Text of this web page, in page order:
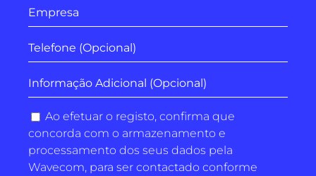
Ao efetuar o registo, confirma que
concorda com o armazenamento e
processamento dos seus dados pela
Wavecom, para ser contactado conforme